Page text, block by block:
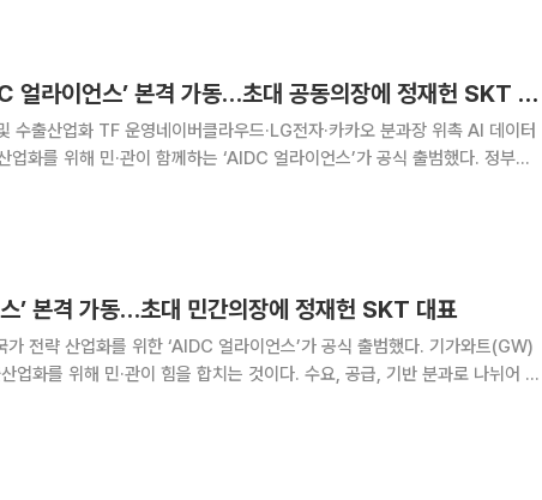
민·관 원팀 ‘AIDC 얼라이언스’ 본격 가동…초대 공동의장에 정재헌 SKT 대표
출산업화 TF 운영네이버클라우드·LG전자·카카오 분과장 위촉 AI 데이터
화를 위해 민·관이 함께하는 ‘AIDC 얼라이언스’가 공식 출범했다. 정부와
라이언스’ 출범식에서 배경훈
’ 본격 가동…초대 민간의장에 정재헌 SKT 대표
전략 산업화를 위한 ‘AIDC 얼라이언스’가 공식 출범했다. 기가와트(GW)
업화를 위해 민·관이 힘을 합치는 것이다. 수요, 공급, 기반 분과로 나뉘어 체
통상부, 금융위원회, 국토교통부